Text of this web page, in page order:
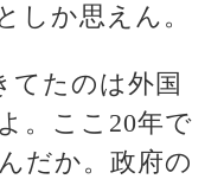
しか思えん。
てたのは外国
。ここ20年で
だか。政府の